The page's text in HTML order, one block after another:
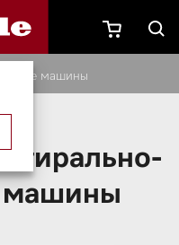
машины
машины